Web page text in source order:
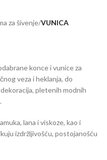
za šivenje/VUNICA
konce i vunice za
veza i heklanja, do
pletenih modnih
lana i viskoze, kao i
izdržljivošću, postojanošću